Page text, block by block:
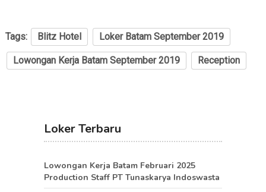
Tags: Blitz Hotel Loker Batam September 2019
Lowongan Kerja Batam September 2019 Reception
Loker Terbaru
Lowongan Kerja Batam Februari 2025
Production Staff PT Tunaskarya Indoswasta